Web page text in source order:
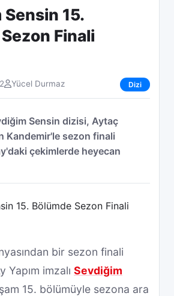
15.
Finali
Yücel Durmaz Dizi
Sensin dizisi, Aytaç
Kandemir'le sezon finali
çekimlerde heyecan
bir sezon finali
Yapım imzalı Sevdiğim
15. bölümüyle sezona ara